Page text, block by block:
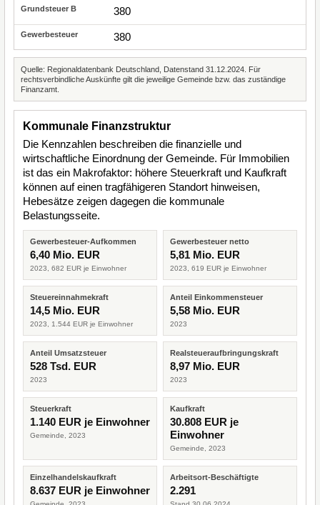
380
380
Quelle: Regionaldatenbank Deutschland, Datenstand 31.12.2024. Für
rechtsverbindliche Auskünfte gilt die jeweilige Gemeinde bzw. das zuständige
Finanzamt.
Kommunale Finanzstruktur
Die Kennzahlen beschreiben die finanzielle und
wirtschaftliche Einordnung der Gemeinde. Für Immobilien
ist das ein Makrofaktor: höhere Steuerkraft und Kaufkraft
können auf einen tragfähigeren Standort hinweisen,
Hebesätze zeigen dagegen die kommunale
Belastungsseite.
Gewerbesteuer-Aufkommen
6,40 Mio. EUR
2023, 682 EUR je Einwohner
Gewerbesteuer netto
5,81 Mio. EUR
2023, 619 EUR je Einwohner
Steuereinnahmekraft
14,5 Mio. EUR
2023, 1.544 EUR je Einwohner
Anteil Einkommensteuer
5,58 Mio. EUR
2023
Anteil Umsatzsteuer
528 Tsd. EUR
2023
Realsteueraufbringungskraft
8,97 Mio. EUR
2023
Steuerkraft
1.140 EUR je Einwohner
Gemeinde, 2023
Kaufkraft
30.808 EUR je
Einwohner
Gemeinde, 2023
Einzelhandelskaufkraft
8.637 EUR je Einwohner
Arbeitsort-Beschäftigte
2.291